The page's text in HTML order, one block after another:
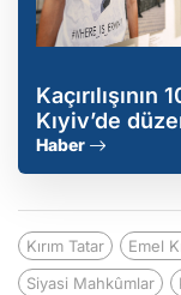
Kıyiv’de
Haber
Kırım Tatar Emel
Siyasi Mahkûmlar